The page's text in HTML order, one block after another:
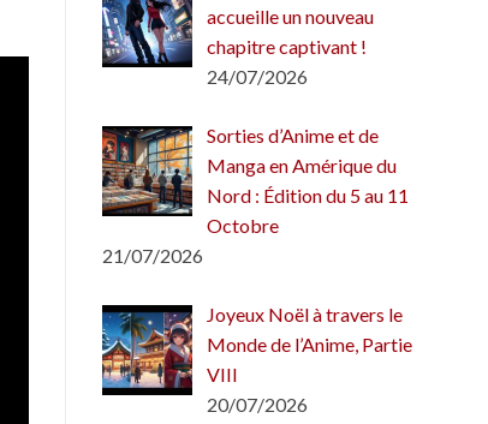
accueille un nouveau
chapitre captivant !
24/07/2026
Sorties d’Anime et de
Manga en Amérique du
Nord : Édition du 5 au 11
Octobre
21/07/2026
Joyeux Noël à travers le
Monde de l’Anime, Partie
VIII
20/07/2026